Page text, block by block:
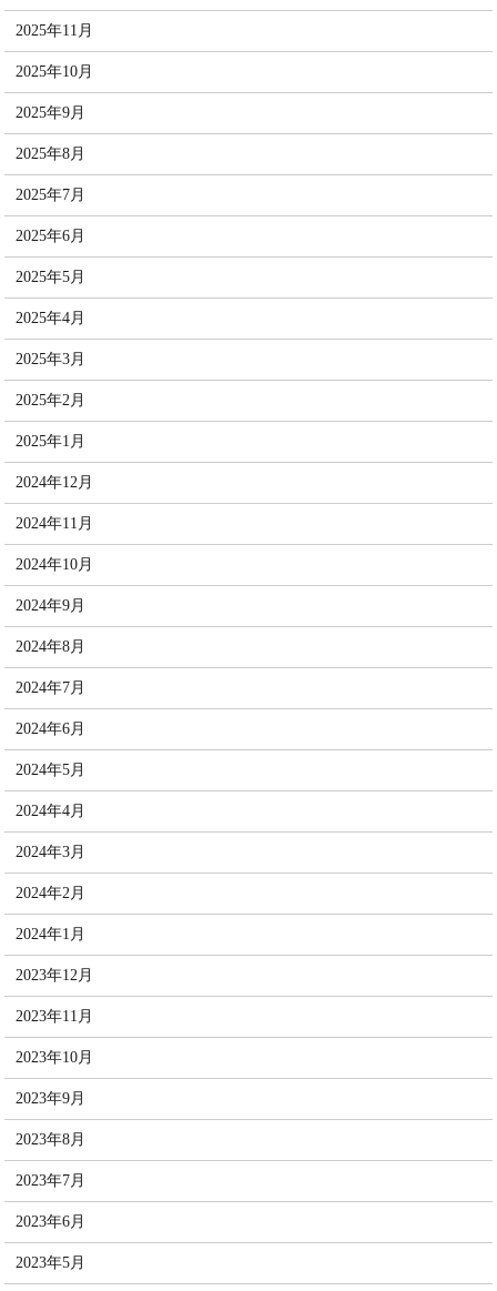
2025年11月
2025年10月
2025年9月
2025年8月
2025年7月
2025年6月
2025年5月
2025年4月
2025年3月
2025年2月
2025年1月
2024年12月
2024年11月
2024年10月
2024年9月
2024年8月
2024年7月
2024年6月
2024年5月
2024年4月
2024年3月
2024年2月
2024年1月
2023年12月
2023年11月
2023年10月
2023年9月
2023年8月
2023年7月
2023年6月
2023年5月